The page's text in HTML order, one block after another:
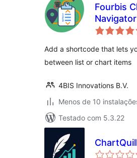
Fourbis
Navigator
Add a shortcode that lets
between list or chart items
4BIS Innovations B.V.
Menos de 10
Testado com 5.3.22